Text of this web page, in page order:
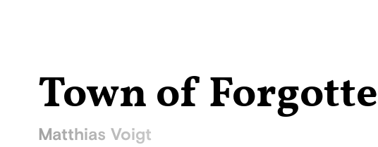
Town of
Matthias Voigt